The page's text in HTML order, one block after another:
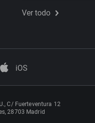
Ver todo
iOS
C/ Fuerteventura 12
28703 Madrid